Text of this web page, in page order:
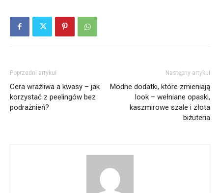
Poprzedni artykuł
Cera wrażliwa a kwasy – jak
korzystać z peelingów bez
podrażnień?
Następny artykuł
Modne dodatki, które zmieniają
look – wełniane opaski,
kaszmirowe szale i złota
biżuteria